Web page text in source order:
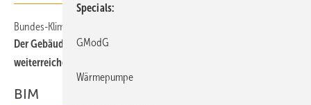
Bundes-Klimaschutzgesetz
Der Gebäudesektor darf nicht einfach den Schwarzen Peter
weiterreichen
BIM
Specials
GModG
Wärmepumpe